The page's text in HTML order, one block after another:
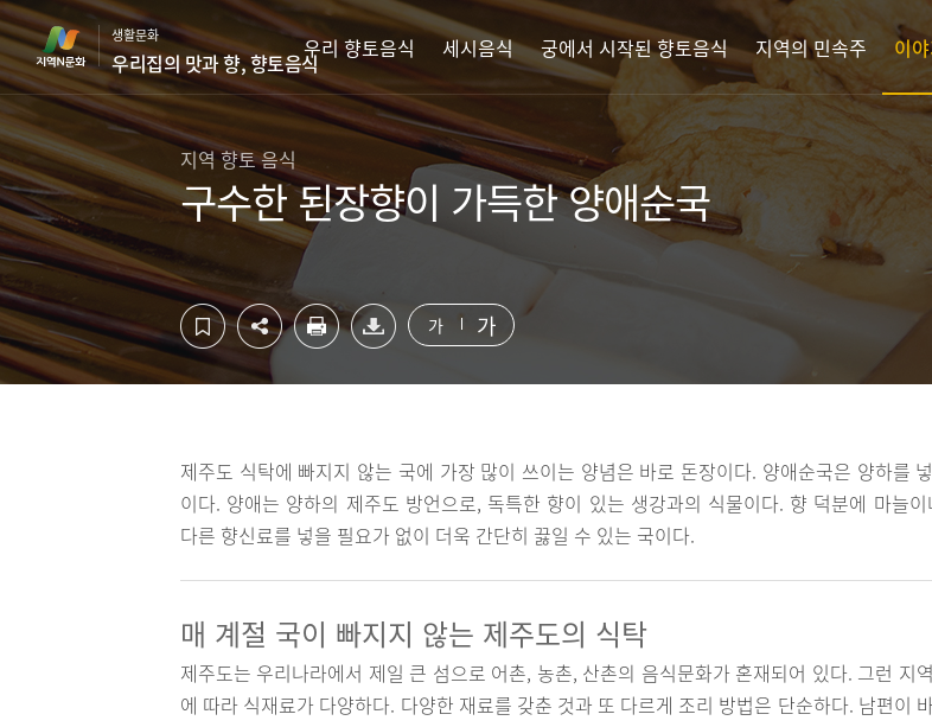
컨
텐
츠
영
역
바
로
가
기
하
단
영
역
바
로
가
기
생활문화
우리집의 맛과 향, 향토음식
우리 향토음식 세시음식 궁에서 시작된 향토음식 지역의 민속주 이
지역 향토 음식
구수한 된장향이 가득한 양애순국
가 가
제주도 식탁에 빠지지 않는 국에 가장 많이 쓰이는 양념은 바로 돈장이다. 양애순국은 양하를
이다. 양애는 양하의 제주도 방언으로, 독특한 향이 있는 생강과의 식물이다. 향 덕분에 마늘
다른 향신료를 넣을 필요가 없이 더욱 간단히 끓일 수 있는 국이다.
매 계절 국이 빠지지 않는 제주도의 식탁
제주도는 우리나라에서 제일 큰 섬으로 어촌, 농촌, 산촌의 음식문화가 혼재되어 있다. 그런 지
에 따라 식재료가 다양하다. 다양한 재료를 갖춘 것과 또 다르게 조리 방법은 단순하다. 남편이